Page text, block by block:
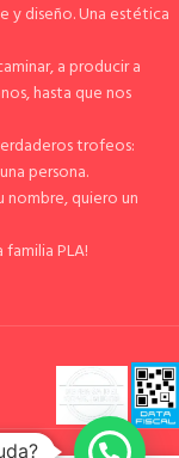
y diseño. Una estética
a producir a
hasta que nos
trofeos:
persona.
nombre, quiero un
PLA!